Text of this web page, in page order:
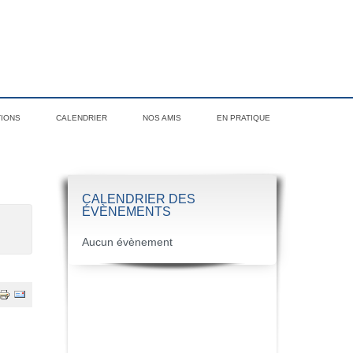
CALENDRIER NOS AMIS EN PRATIQUE
CALENDRIER DES
ÉVÈNEMENTS
Aucun évènement